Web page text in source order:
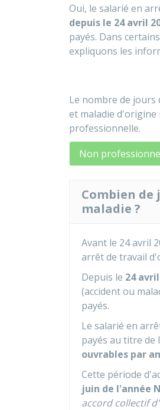
Oui, le salarié en
depuis le 24 avril
payés. Dans
expliquons les
Le nombre de jours
et maladie
professionnelle.
Non
Combien de
maladie ?
Avant le 24 avril
arrêt de travail
Depuis le 24
(accident ou
payés.
Le salarié en
payés au titre de
ouvrables par an
Cette période
juin de l'année
accord collectif